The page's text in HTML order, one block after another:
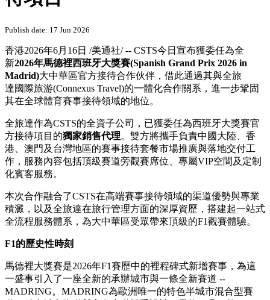
PRNewswire
CSTS成功拿下2026年首屆F1
馬德裡大獎賽大中華區官方接
待項目
Publish date: 17 Jun 2026
新2026年馬德裡西班牙大獎賽(Spanish Grand Prix 2026 in
Madrid)大中華區官方接待合作伙伴，借此通過其與全旅
達國際旅游(Connexus Travel)的一體化合作關系，進一步鞏固
方接待項目的獨家銷售代理。雙方將攜手負責中國大陸、香
港、澳門及台灣地區的賽事接待套餐市場推廣與落地交付工
作，服務內容包括頂級賽道旁觀賽席位、專屬VIP空間及定制